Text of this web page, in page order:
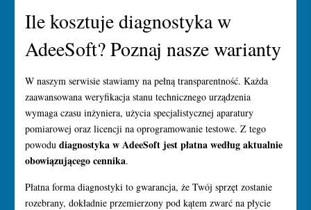
Ile kosztuje diagnostyka w
AdeeSoft? Poznaj nasze warianty
W naszym serwisie stawiamy na pełną transparentność. Każda
zaawansowana weryfikacja stanu technicznego urządzenia
wymaga czasu inżyniera, użycia specjalistycznej aparatury
pomiarowej oraz licencji na oprogramowanie testowe. Z tego
powodudiagnostyka w AdeeSoft jest płatna według aktualnie
obowiązującego cennika.
Płatna forma diagnostyki to gwarancja, że Twój sprzęt zostanie
rozebrany, dokładnie przemierzony pod kątem zwarć na płycie